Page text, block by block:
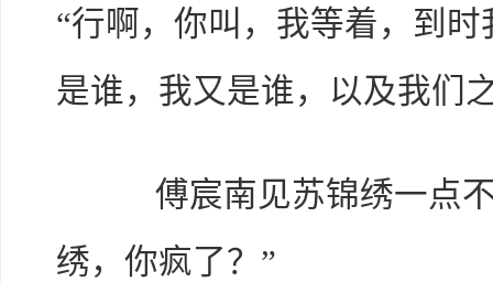
“行啊，你叫，我等着，到
是谁，我又是谁，以及我们
傅宸南见苏锦绣一点不
绣，你疯了？”